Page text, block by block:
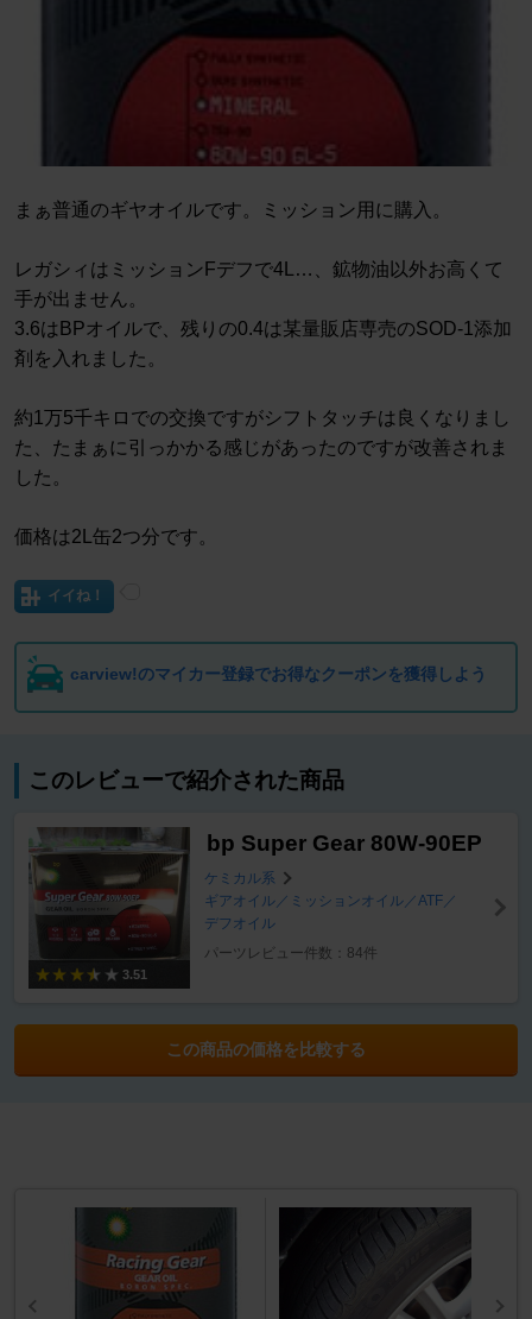
まぁ普通のギヤオイルです。ミッション用に購入。
レガシィはミッションFデフで4L…、鉱物油以外お高くて
手が出ません。
3.6はBPオイルで、残りの0.4は某量販店専売のSOD-1添加
剤を入れました。
約1万5千キロでの交換ですがシフトタッチは良くなりまし
た、たまぁに引っかかる感じがあったのですが改善されま
した。
価格は2L缶2つ分です。
イイね！
carview!のマイカー登録でお得なクーポンを獲得しよう
このレビューで紹介された商品
3.51
bp Super Gear 80W-90EP
ケミカル系
ギアオイル／ミッションオイル／ATF／
デフオイル
パーツレビュー件数：84件
この商品の価格を比較する